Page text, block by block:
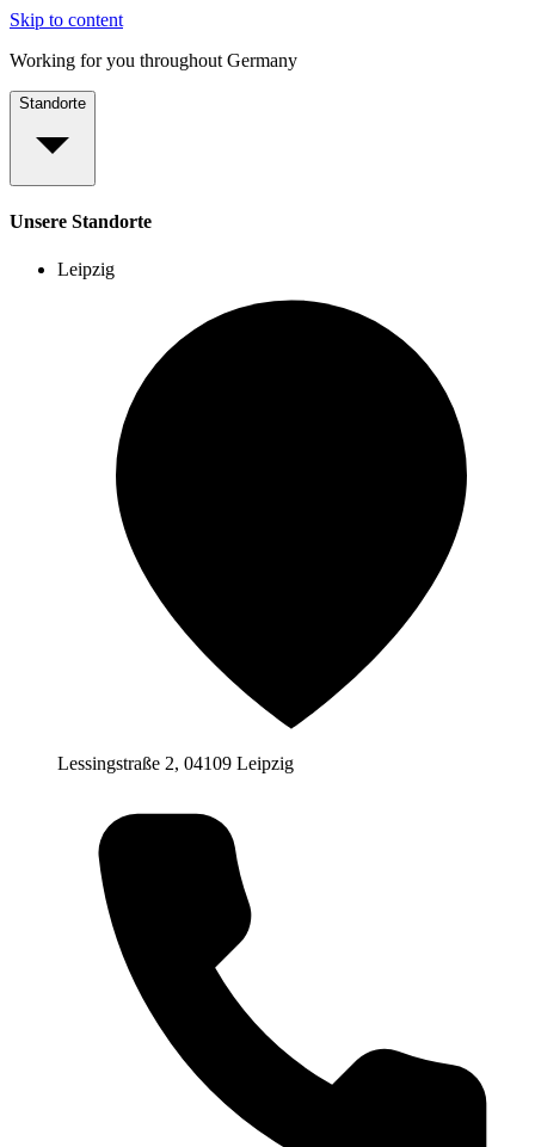
Skip to content
Working for you throughout Germany
Standorte
Unsere Standorte
Leipzig
Lessingstraße 2, 04109 Leipzig